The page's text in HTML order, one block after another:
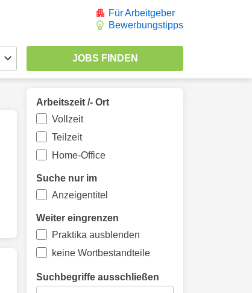
Für Arbeitgeber
Bewerbungstipps
Arbeitszeit /- Ort
Vollzeit
Teilzeit
Home-Office
Suche nur im
Anzeigentitel
Weiter eingrenzen
Praktika ausblenden
keine Wortbestandteile
Suchbegriffe ausschließen